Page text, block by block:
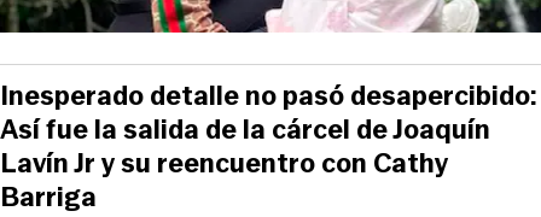
Inesperado detalle no pasó desapercibido:
Así fue la salida de la cárcel de Joaquín
Lavín Jr y su reencuentro con Cathy
Barriga